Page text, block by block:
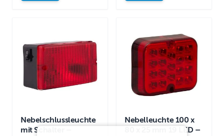
Nebelschlussleuchte
mit Schalter –
Nebelleuchte 100 x
80 x 25 mm 19 LED –